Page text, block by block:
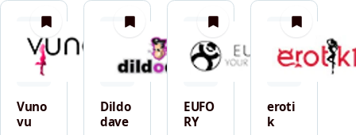
merken
Vuno
vu
merken
Dildo
dave
merken
EUFO
RY
merken
eroti
k